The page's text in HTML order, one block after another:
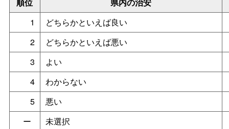
順位 県内の治安
1
どちらかといえば良い
2
どちらかといえば悪い
3
よい
4
わからない
5
悪い
ー
未選択